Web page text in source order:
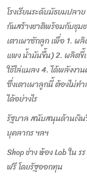
โรงเรียนระดับมัธยมปลา
กันสร้างชาติพร้อมกับชุม
เตาเผาซักลูก เพื่อ 1. ผ
แพง น้ำมันขึ้น) 2. ผลิต
ใช้ไล่แมลง 4. ได้พลังง
ซึ่งเตาเผาลูกนี้ ต้องไม่ท
ได้อย่างไร
รัฐบาล สนับสนุนด้านเงิ
บุคลากร ฯลฯ
Shop ช่าง ห้อง Lab ใน
ฟรี โดยรัฐออกทุน